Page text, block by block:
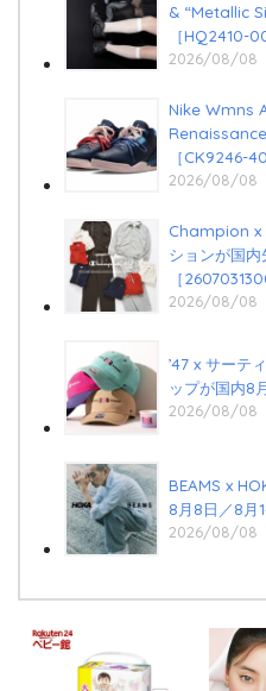
& “Metallic
［HQ2410-
2026/08/08
Nike Wmns
［CK9246-
2026/08/08
Champion x
ションが国
［
2026/08/08
’47 x サーテ
ップが国内8
2026/08/08
BEAMS x
8月8日／8月
2026/08/08